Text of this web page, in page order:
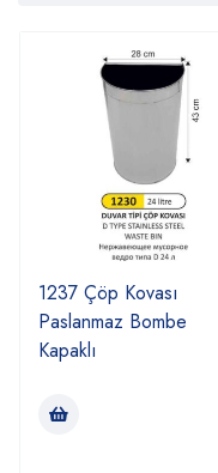
1237 Çöp Kovası
Paslanmaz Bombe
Kapaklı